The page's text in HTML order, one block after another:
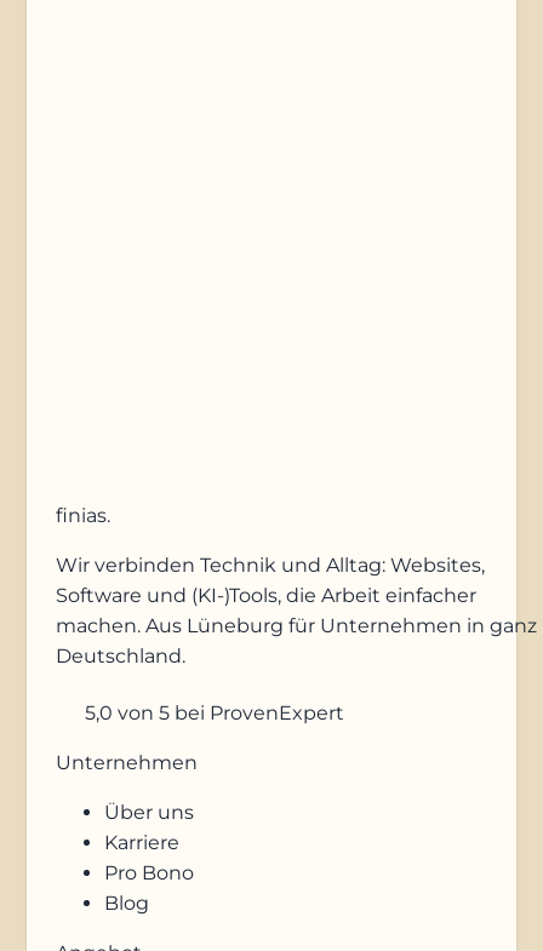
finias.
Wir verbinden Technik und Alltag: Websites,
Software und (KI-)Tools, die Arbeit einfacher
machen. Aus Lüneburg für Unternehmen in ganz
Deutschland.
5,0 von 5 bei ProvenExpert
Unternehmen
Über uns
Karriere
Pro Bono
Blog